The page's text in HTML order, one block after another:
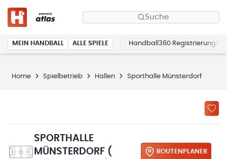
Suche
MEIN HANDBALL ALLE SPIELE Handball360 Registrierung
Home Spielbetrieb Hallen Sporthalle Münsterdorf
SPORTHALLE
MÜNSTERDORF (
ROUTENPLANER